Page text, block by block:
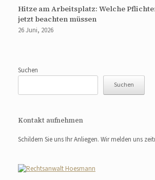
Hitze am Arbeitsplatz: Welche
jetzt beachten müssen
26 Juni, 2026
Suchen
Suchen
Kontakt aufnehmen
Schildern Sie uns Ihr Anliegen. Wir melden uns